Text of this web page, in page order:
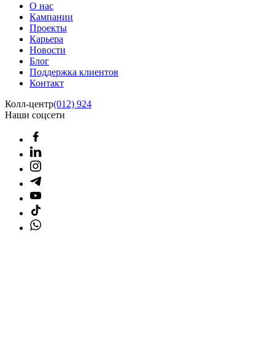
О нас
Кампании
Проекты
Карьера
Новости
Блог
Поддержка клиентов
Контакт
Колл-центр(012) 924
Наши соцсети